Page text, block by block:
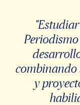
combinando
y